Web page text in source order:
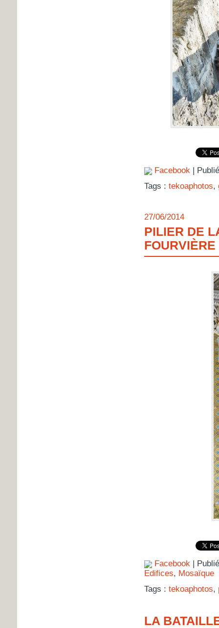
Facebook|
Tags : tekoaphotos,
27/06/2014
PILIER DE
FOURVIÈRE
Facebook |
Edifices, Mosaïque
Tags : tekoaphotos,
LA